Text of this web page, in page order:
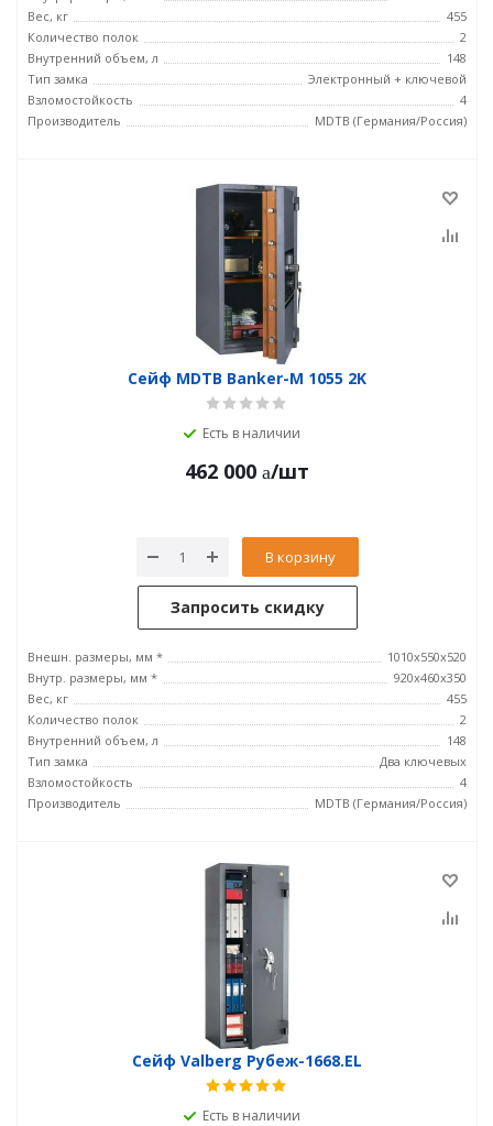
Вес, кг
455
Количество полок
2
Внутренний объем, л
148
Тип замка
Электронный + ключевой
Взломостойкость
4
Производитель
MDTB (Германия/Россия)
Сейф MDTB Banker-M 1055 2K
Есть в наличии
462 000 /шт
В корзину
Запросить скидку
Внешн. размеры, мм *
1010x550x520
Внутр. размеры, мм *
920x460x350
Вес, кг
455
Количество полок
2
Внутренний объем, л
148
Тип замка
Два ключевых
Взломостойкость
4
Производитель
MDTB (Германия/Россия)
Сейф Valberg Рубеж-1668.EL
Есть в наличии